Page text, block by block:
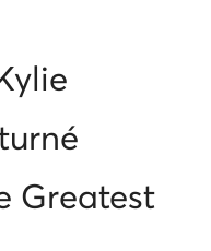
Greatest